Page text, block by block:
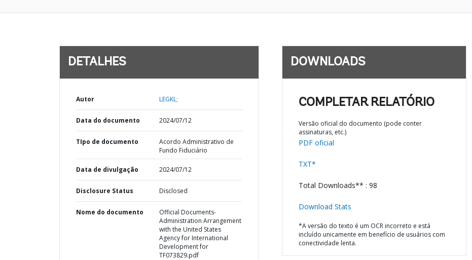
DETALHES
Autor LEGKL;
Data do documento 2024/07/12
TIpo de documento
Acordo Administrativo de
Fundo Fiduciário
Data de divulgação 2024/07/12
Disclosure Status Disclosed
Nome do documento
Official Documents-
Administration Arrangement
with the United States
Agency for International
Development for
TF073829.pdf
DOWNLOADS
COMPLETAR RELATÓRIO
Versão oficial do documento (pode conter
assinaturas, etc.)
PDF oficial
TXT*
Total Downloads** : 98
Download Stats
*A versão do texto é um OCR incorreto e está
incluído unicamente em benefício de usuários com
conectividade lenta.